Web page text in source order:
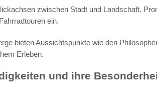
zwischen Stadt und Landschaft.
ein.
bieten Aussichtspunkte wie den
Erleben.
und ihre